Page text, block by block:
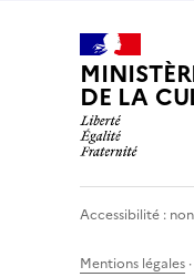
DE LA
Accessibilité :
Mentions légales ·